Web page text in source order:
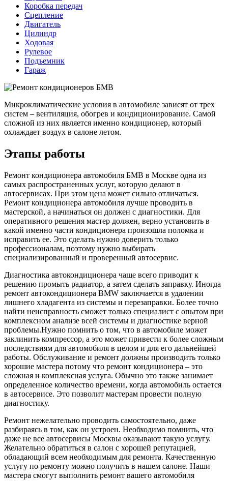
Коробка передач
Сцепление
Двигатель
Цилиндр
Ходовая
Рулевое
Подъемник
Гараж
Микроклиматические условия в автомобиле зависят от трех
систем – вентиляция, обогрев и кондиционирование. Самой
сложной из них является именно кондиционер, который
охлаждает воздух в салоне летом.
Этапы работы
Ремонт кондиционера автомобиля БМВ в Москве одна из
самых распространенных услуг, которую делают в
автосервисах. При этом цена может сильно отличаться.
Ремонт кондиционера автомобиля лучше проводить в
мастерской, а начинаться он должен с диагностики. Для
оперативного решения мастер должен, верно установить в
какой именно части кондиционера произошла поломка и
исправить ее. Это сделать нужно доверить только
профессионалам, поэтому нужно выбирать
специализированный и проверенный автосервис.
Диагностика автокондиционера чаще всего приводит к
решению промыть радиатор, а затем сделать заправку. Иногда
ремонт автокондиционера BMW заключается в удалении
лишнего хладагента из системы и перезаправки. Более точно
найти неисправность сможет только специалист с опытом при
комплексном анализе всей системы и диагностике верной
проблемы.Нужно помнить о том, что в автомобиле может
заклинить компрессор, а это может привести к более сложным
последствиям для автомобиля в целом и для его дальнейшей
работы. Обслуживание и ремонт должны производить только
хорошие мастера потому что ремонт кондиционера – это
сложная и комплексная услуга. Обычно это также занимает
определенное количество времени, когда автомобиль остается
в автосервисе. Это позволит мастерам провести полную
диагностику.
Ремонт нежелательно проводить самостоятельно, даже
разбираясь в том, как он устроен. Необходимо помнить, что
даже не все автосервисы Москвы оказывают такую услугу.
Желательно обратиться в салон с хорошей репутацией,
обладающий всем необходимым для ремонта. Качественную
услугу по ремонту можно получить в нашем салоне. Наши
мастера смогут выполнить ремонт вашего автомобиля